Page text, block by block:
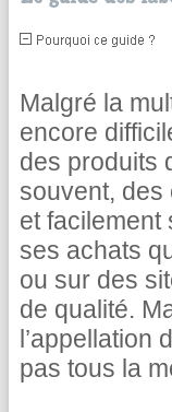
Malgré la
encore
des produits
souvent,
et facilement
ses achats
ou sur des
de qualité.
l’appellation
pas tous la